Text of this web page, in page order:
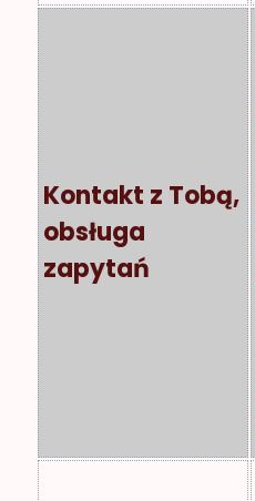
Kontakt z Tobą,
obsługa
zapytań